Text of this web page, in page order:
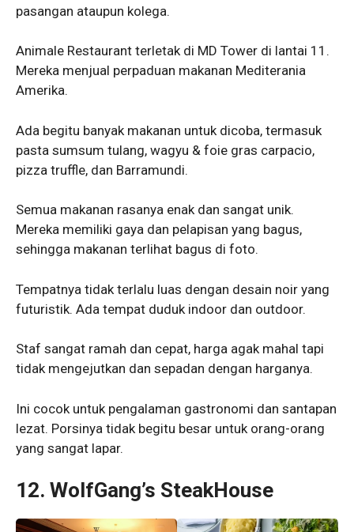
pasangan ataupun kolega.
Animale Restaurant terletak di MD Tower di lantai 11.
Mereka menjual perpaduan makanan Mediterania
Amerika.
Ada begitu banyak makanan untuk dicoba, termasuk
pasta sumsum tulang, wagyu & foie gras carpacio,
pizza truffle, dan Barramundi.
Semua makanan rasanya enak dan sangat unik.
Mereka memiliki gaya dan pelapisan yang bagus,
sehingga makanan terlihat bagus di foto.
Tempatnya tidak terlalu luas dengan desain noir yang
futuristik. Ada tempat duduk indoor dan outdoor.
Staf sangat ramah dan cepat, harga agak mahal tapi
tidak mengejutkan dan sepadan dengan harganya.
Ini cocok untuk pengalaman gastronomi dan santapan
lezat. Porsinya tidak begitu besar untuk orang-orang
yang sangat lapar.
12. WolfGang’s SteakHouse